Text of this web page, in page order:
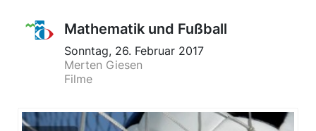
Mathematik und Fußball
Sonntag, 26. Februar 2017
Merten Giesen
Filme